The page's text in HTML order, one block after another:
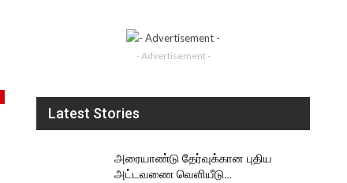
- Advertisement -
Latest Stories
அரையாண்டு தேர்வுக்கான புதிய
அட்டவணை வெளியீடு…